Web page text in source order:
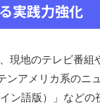
実践力強化
現地のテレビ番組
ンアメリカ系のニ
ン語版）」などの